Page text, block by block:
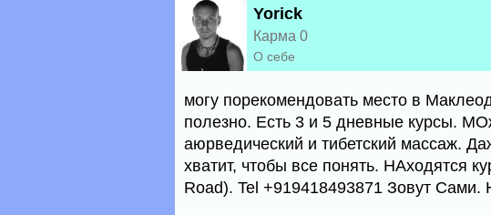
Yorick
Карма 0
О себе
могу порекомендовать место в
полезно. Есть 3 и 5 дневные курсы.
аюрведический и тибетский массаж.
хватит, чтобы все понять. НАходятся
Road). Tel +919418493871 Зовут Сами.